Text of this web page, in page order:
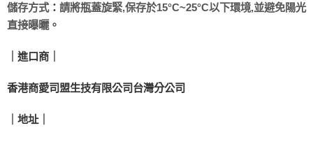
儲存方式： 請將瓶蓋旋緊,保存於15°C~25°C以下環境,並避免陽光
直接曝曬。
｜進口商｜
香港商愛司盟生技有限公司台灣分公司
｜地址｜